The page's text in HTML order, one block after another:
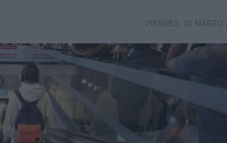
VIERNES, 31 MARZO